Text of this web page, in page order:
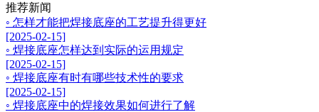
推荐新闻
◦ 怎样才能把焊接底座的工艺提升得更好
[2025-02-15]
◦ 焊接底座怎样达到实际的运用规定
[2025-02-15]
◦ 焊接底座有时有哪些技术性的要求
[2025-02-15]
◦ 焊接底座中的焊接效果如何进行了解